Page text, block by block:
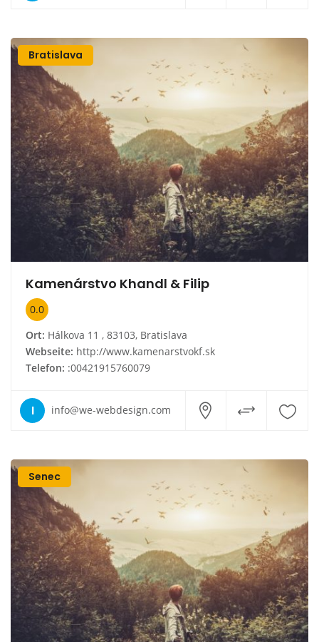
Bratislava
Kamenárstvo Khandl & Filip
0.0
Ort: Hálkova 11 , 83103, Bratislava
Webseite: http://www.kamenarstvokf.sk
Telefon: :00421915760079
I info@we-webdesign.com
Senec